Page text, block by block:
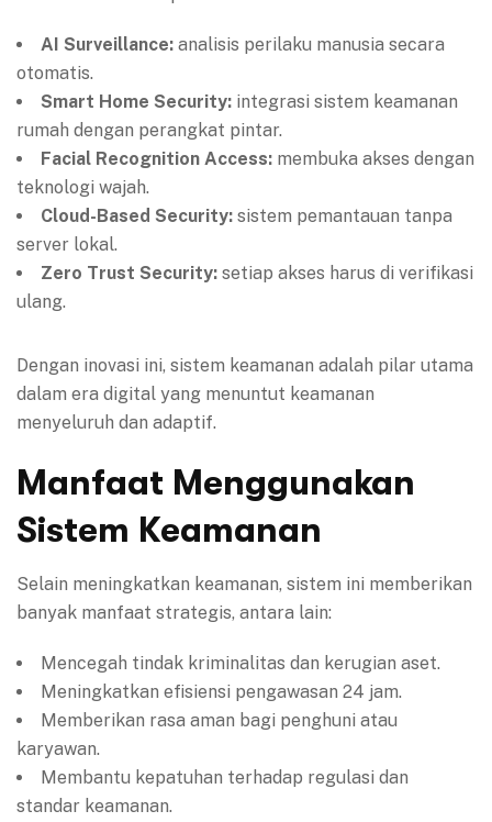
AI Surveillance: analisis perilaku manusia secara
otomatis.
Smart Home Security: integrasi sistem keamanan
rumah dengan perangkat pintar.
Facial Recognition Access: membuka akses dengan
teknologi wajah.
Cloud-Based Security: sistem pemantauan tanpa
server lokal.
Zero Trust Security: setiap akses harus di verifikasi
ulang.
Dengan inovasi ini, sistem keamanan adalah pilar utama
dalam era digital yang menuntut keamanan
menyeluruh dan adaptif.
Manfaat Menggunakan
Sistem Keamanan
Selain meningkatkan keamanan, sistem ini memberikan
banyak manfaat strategis, antara lain:
Mencegah tindak kriminalitas dan kerugian aset.
Meningkatkan efisiensi pengawasan 24 jam.
Memberikan rasa aman bagi penghuni atau
karyawan.
Membantu kepatuhan terhadap regulasi dan
standar keamanan.